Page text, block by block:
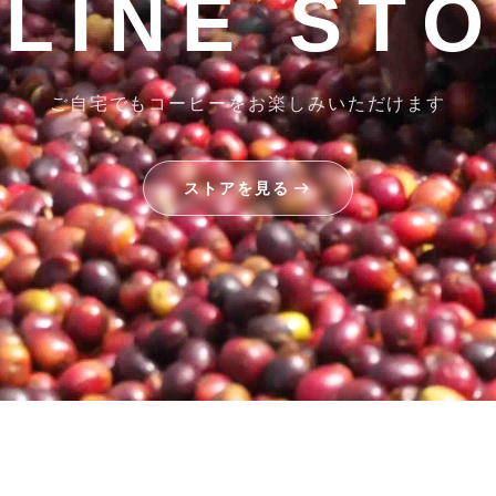
ご自宅でもコーヒーをお楽しみいただけます
ストアを見る